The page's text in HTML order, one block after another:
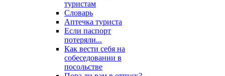
туристам
Словарь
Аптечка туриста
Если паспорт
потеряли...
Как вести себя на
собеседовании в
посольстве